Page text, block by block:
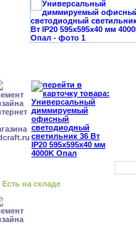
Есть на складе